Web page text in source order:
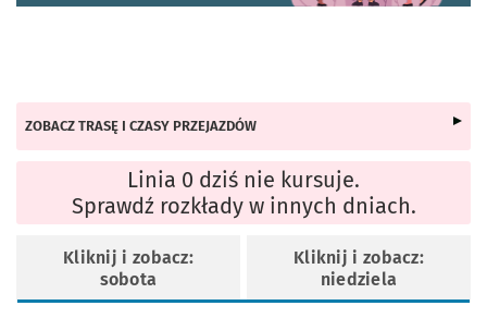
ZOBACZ TRASĘ I CZASY PRZEJAZDÓW
Linia 0 dziś nie kursuje.
Sprawdź rozkłady w innych dniach.
Kliknij i zobacz:
sobota
Kliknij i zobacz:
niedziela